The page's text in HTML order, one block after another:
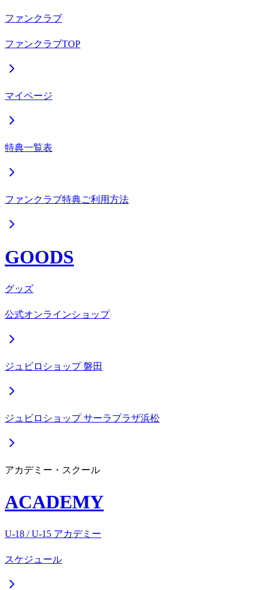
ファンクラブ
ファンクラブTOP
マイページ
特典一覧表
ファンクラブ特典ご利用方法
GOODS
グッズ
公式オンラインショップ
ジュビロショップ 磐田
ジュビロショップ サーラプラザ浜松
アカデミー・スクール
ACADEMY
U-18 / U-15 アカデミー
スケジュール